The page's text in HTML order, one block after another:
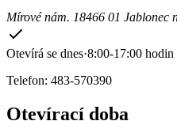
Mírové nám. 18466 01 Jablonec
Otevírá se dnes·8:00-17:00 hodin
Telefon: 483-570390
Otevírací doba